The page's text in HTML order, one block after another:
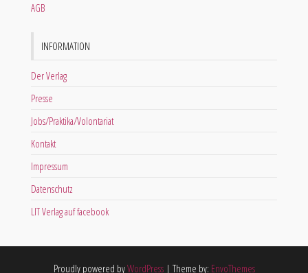
AGB
INFORMATION
Der Verlag
Presse
Jobs/Praktika/Volontariat
Kontakt
Impressum
Datenschutz
LIT Verlag auf facebook
Proudly powered byWordPress | Theme by: EnvoThemes